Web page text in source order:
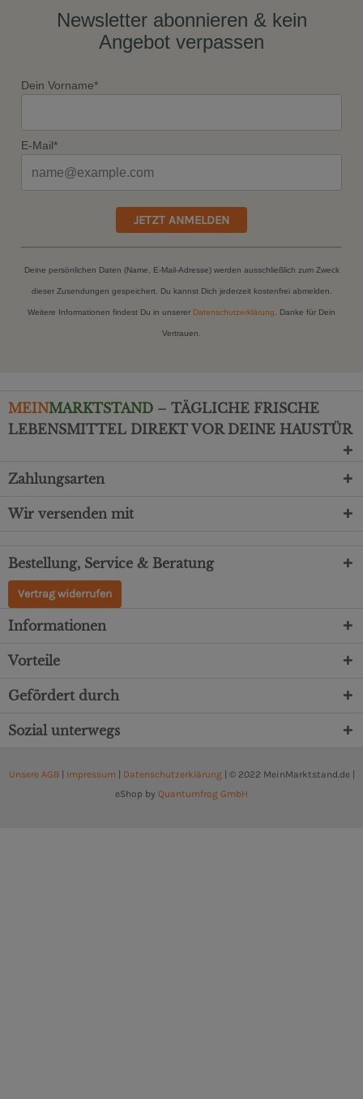
Newsletter abonnieren & kein
Angebot verpassen
Dein Vorname*
E-Mail*
JETZT ANMELDEN
Deine persönlichen Daten (Name, E-Mail-Adresse) werden ausschließlich zum Zweck
dieser Zusendungen gespeichert. Du kannst Dich jederzeit kostenfrei abmelden.
Weitere Informationen findest Du in unserer Datenschutzerklärung . Danke für Dein
Vertrauen.
MEINMARKTSTAND – TÄGLICHE FRISCHE
LEBENSMITTEL DIREKT VOR DEINE HAUSTÜR
Zahlungsarten
Wir versenden mit
Bestellung, Service & Beratung
Vertrag widerrufen
Informationen
Vorteile
Gefördert durch
Sozial unterwegs
Unsere AGB| Impressum Datenschutzerklärung| © 2022 MeinMarktstand.de |
eShop by Quantumfrog GmbH